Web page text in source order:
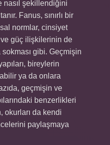
nasıl şekillendiğini
Fanus, sınırlı bir
normlar, cinsiyet
güç ilişkilerinin de
gibi. Geçmişin
bireylerin
ya da onlara
geçmişin ve
benzerlikleri
okurları da kendi
paylaşmaya